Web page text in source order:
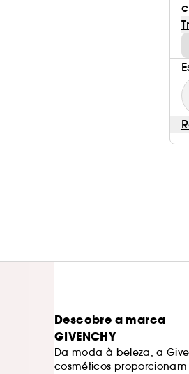
Descobre a marca
GIVENCHY
Da moda à beleza, a
cosméticos